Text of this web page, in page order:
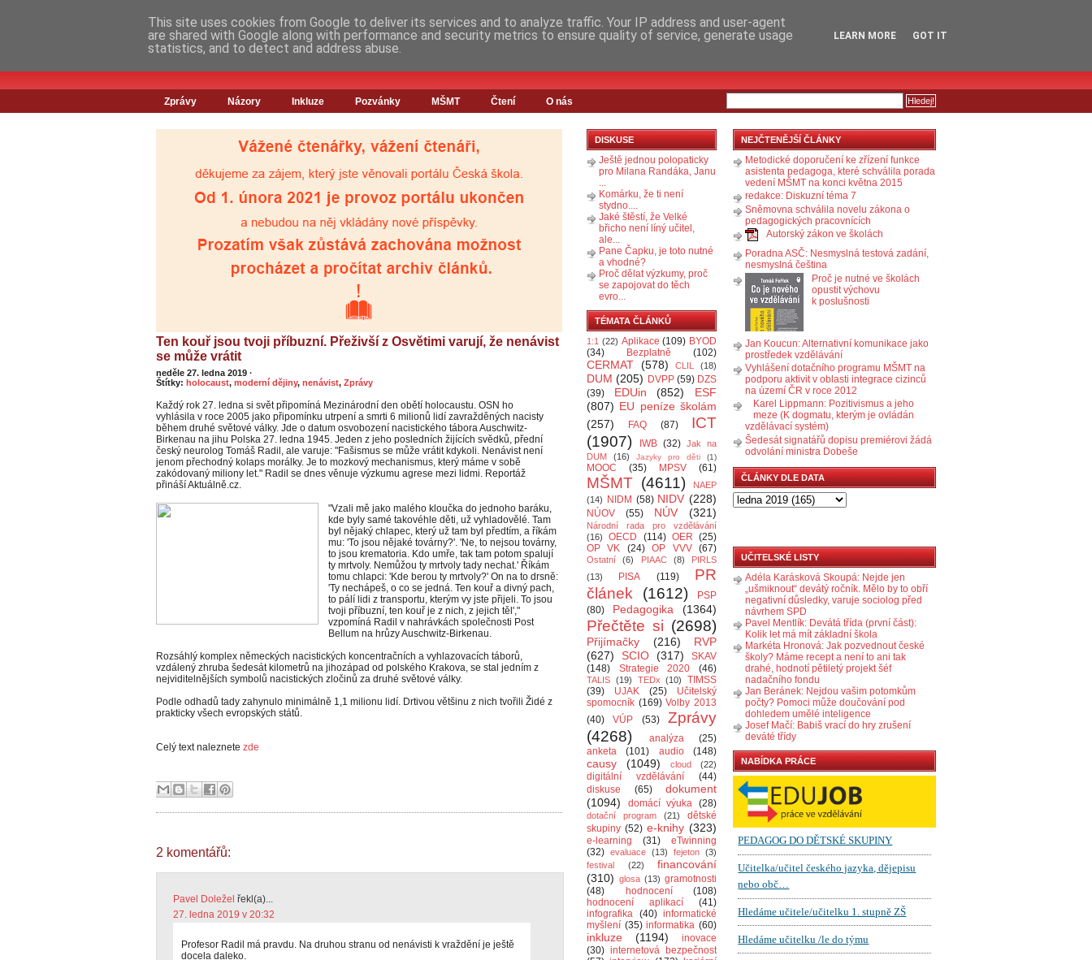
Zprávy Názory Inkluze Pozvánky MŠMT Čtení O nás
Ten kouř jsou tvoji příbuzní. Přeživší z Osvětimi varují, že nenávist
se může vrátit
neděle 27. ledna 2019 ·
Štítky: holocaust, moderní dějiny, nenávist, Zprávy
Každý rok 27. ledna si svět připomíná Mezinárodní den obětí holocaustu. OSN ho
vyhlásila v roce 2005 jako připomínku utrpení a smrti 6 milionů lidí zavražděných nacisty
během druhé světové války. Jde o datum osvobození nacistického tábora Auschwitz-
Birkenau na jihu Polska 27. ledna 1945. Jeden z jeho posledních žijících svědků, přední
český neurolog Tomáš Radil, ale varuje: "Fašismus se může vrátit kdykoli. Nenávist není
jenom přechodný kolaps morálky. Je to mozkový mechanismus, který máme v sobě
zakódovaný miliony let." Radil se dnes věnuje výzkumu agrese mezi lidmi. Reportáž
přináší Aktuálně.cz.
"Vzali mě jako malého kloučka do jednoho baráku,
kde byly samé takovéhle děti, už vyhladovělé. Tam
byl nějaký chlapec, který už tam byl předtím, a říkám
mu: 'To jsou nějaké továrny?'. 'Ne, to nejsou továrny,
to jsou krematoria. Kdo umře, tak tam potom spalují
ty mrtvoly. Nemůžou ty mrtvoly tady nechat.' Říkám
tomu chlapci: 'Kde berou ty mrtvoly?' On na to drsně:
'Ty nechápeš, o co se jedná. Ten kouř a divný pach,
to pálí lidi z transportu, kterým vy jste přijeli. To jsou
tvoji příbuzní, ten kouř je z nich, z jejich těl',"
vzpomíná Radil v nahrávkách společnosti Post
Bellum na hrůzy Auschwitz-Birkenau.
Rozsáhlý komplex německých nacistických koncentračních a vyhlazovacích táborů,
vzdálený zhruba šedesát kilometrů na jihozápad od polského Krakova, se stal jedním z
nejviditelnějších symbolů nacistických zločinů za druhé světové války.
Podle odhadů tady zahynulo minimálně 1,1 milionu lidí. Drtivou většinu z nich tvořili Židé z
prakticky všech evropských států.
Celý text naleznete zde
2 komentářů:
Pavel Doležel řekl(a)...
27. ledna 2019 v 20:32
Profesor Radil má pravdu. Na druhou stranu od nenávisti k vraždění je ještě
docela daleko.
DISKUSE
Ještě jednou polopaticky
pro Milana Randáka, Janu
...
Komárku, že ti není
stydno....
Jaké štěstí, že Velké
břicho není líný učitel,
ale...
Pane Čapku, je toto nutné
a vhodné?
Proč dělat výzkumy, proč
se zapojovat do těch
evro...
TÉMATA ČLÁNKŮ
1:1 (22) Aplikace (109) BYOD
(34)
Bezplatně (102)
CERMAT (578) CLIL (18)
DUM (205) DVPP (59) DZS
(39)
EDUin (852)
ESF
(807) EU peníze školám
(257)
FAQ (87)
ICT
(1907)
IWB (32) Jak na
DUM
(16) Jazyky pro děti (1)
MOOC (35) MPSV (61)
MŠMT (4611)
NAEP
(14)
NIDM (58) NIDV (228)
NÚOV (55) NÚV (321)
Národní rada pro vzdělávání
(16)
OECD (114) OER (25)
OP VK
(24) OP VVV (67)
Ostatní (6) PIAAC (8)
PIRLS
(13)
PISA (119)
PR
článek
(1612)
PSP
(80)
Pedagogika (1364)
Přečtěte si (2698)
Přijímačky (216)
RVP
(627)
SCIO (317)
SKAV
(148)
Strategie 2020 (46)
TALIS (19) TEDx (10)
TIMSS
(39)
UJAK (25)
Učitelský
spomocník (169) Volby 2013
(40)
VÚP (53)
Zprávy
(4268)
analýza
(25)
anketa
(101) audio (148)
causy (1049) cloud (22)
digitální vzdělávání
(44)
diskuse
(65)
dokument
(1094)
domácí výuka (28)
dotační program (21)
dětské
skupiny (52) e-knihy (323)
e-learning (31)
eTwinning
(32) evaluace (13) fejeton (3)
festival
(22)
financování
(310) glosa (13) gramotnosti
(48)
hodnocení
(108)
hodnocení aplikací
(41)
infografika (40) informatické
myšlení (35) informatika (60)
inkluze (1194)
inovace
(30) internetová bezpečnost
NEJČTENĚJŠÍ ČLÁNKY
Metodické doporučení ke zřízení funkce
asistenta pedagoga, které schválila porada
vedení MŠMT na konci května 2015
redakce: Diskuzní téma 7
Sněmovna schválila novelu zákona o
pedagogických pracovnících
Autorský zákon ve školách
Poradna ASČ: Nesmyslná testová zadání,
nesmyslná čeština
Proč je nutné ve školách
opustit výchovu
k poslušnosti
Jan Koucun: Alternativní komunikace jako
prostředek vzdělávání
Vyhlášení dotačního programu MŠMT na
podporu aktivit v oblasti integrace cizinců
na území ČR v roce 2012
Karel Lippmann: Pozitivismus a jeho
meze (K dogmatu, kterým je ovládán
vzdělávací systém)
Šedesát signatářů dopisu premiérovi žádá
odvolání ministra Dobeše
ČLÁNKY DLE DATA
UČITELSKÉ LISTY
Adéla Karásková Skoupá: Nejde jen
„ušmiknout“ devátý ročník. Mělo by to obří
negativní důsledky, varuje sociolog před
návrhem SPD
Pavel Mentlík: Devátá třída (první část):
Kolik let má mít základní škola
Markéta Hronová: Jak pozvednout české
školy? Máme recept a není to ani tak
drahé, hodnotí pětiletý projekt šéf
nadačního fondu
Jan Beránek: Nejdou vašim potomkům
počty? Pomoci může doučování pod
dohledem umělé inteligence
Josef Mačí: Babiš vrací do hry zrušení
deváté třídy
NABÍDKA PRÁCE
This site uses cookies from Google to deliver its services and to analyze traffic. Your IP address and user-agent
are shared with Google along with performance and security metrics to ensure quality of service, generate usage
statistics, and to detect and address abuse.
LEARN MORE GOT IT